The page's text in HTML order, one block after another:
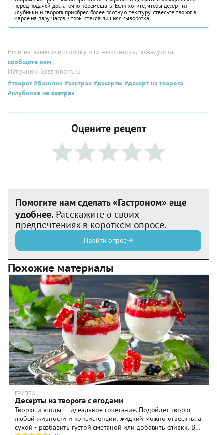
перед подачей достаточно перемешать. Если хотите, чтобы десерт из
клубники и творога приобрел более плотную текстуру, отвесьте творог в
марле на пару часов, чтобы стекла лишняя сыворотка.
Если вы заметили ошибку или неточность, пожалуйста,
сообщите нам.
Источник: Gastronom.ru
#творог#базилик #завтрак #десерты #десерт из творога
#клубника на завтрак
Оцените рецепт
Помогите нам сделать «Гастроном» еще
удобнее. Расскажите о своих
предпочтениях в коротком опросе.
Пройти опрос
Похожие материалы
ГРУППА
Десерты из творога с ягодами
Творог и ягоды — идеальное сочетание. Подойдет творог
любой жирности и консистенции: жидкий можно отвесить, а
сухой - разбавить густой сметаной или добавить сливки. В